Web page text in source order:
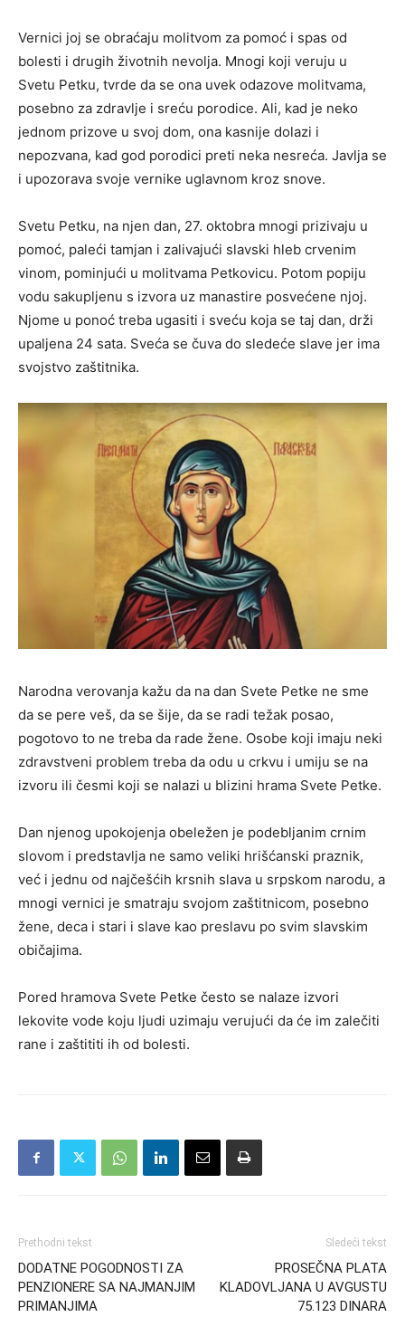
Vernici joj se obraćaju molitvom za pomoć i spas od
bolesti i drugih životnih nevolja. Mnogi koji veruju u
Svetu Petku, tvrde da se ona uvek odazove molitvama,
posebno za zdravlje i sreću porodice. Ali, kad je neko
jednom prizove u svoj dom, ona kasnije dolazi i
nepozvana, kad god porodici preti neka nesreća. Javlja se
i upozorava svoje vernike uglavnom kroz snove.
Svetu Petku, na njen dan, 27. oktobra mnogi prizivaju u
pomoć, paleći tamjan i zalivajući slavski hleb crvenim
vinom, pominjući u molitvama Petkovicu. Potom popiju
vodu sakupljenu s izvora uz manastire posvećene njoj.
Njome u ponoć treba ugasiti i sveću koja se taj dan, drži
upaljena 24 sata. Sveća se čuva do sledeće slave jer ima
svojstvo zaštitnika.
Narodna verovanja kažu da na dan Svete Petke ne sme
da se pere veš, da se šije, da se radi težak posao,
pogotovo to ne treba da rade žene. Osobe koji imaju neki
zdravstveni problem treba da odu u crkvu i umiju se na
izvoru ili česmi koji se nalazi u blizini hrama Svete Petke.
Dan njenog upokojenja obeležen je podebljanim crnim
slovom i predstavlja ne samo veliki hrišćanski praznik,
već i jednu od najčešćih krsnih slava u srpskom narodu, a
mnogi vernici je smatraju svojom zaštitnicom, posebno
žene, deca i stari i slave kao preslavu po svim slavskim
običajima.
Pored hramova Svete Petke često se nalaze izvori
lekovite vode koju ljudi uzimaju verujući da će im zalečiti
rane i zaštititi ih od bolesti.
Prethodni tekst
DODATNE POGODNOSTI ZA
PENZIONERE SA NAJMANJIM
PRIMANJIMA
Sledeći tekst
PROSEČNA PLATA
KLADOVLJANA U AVGUSTU
75.123 DINARA